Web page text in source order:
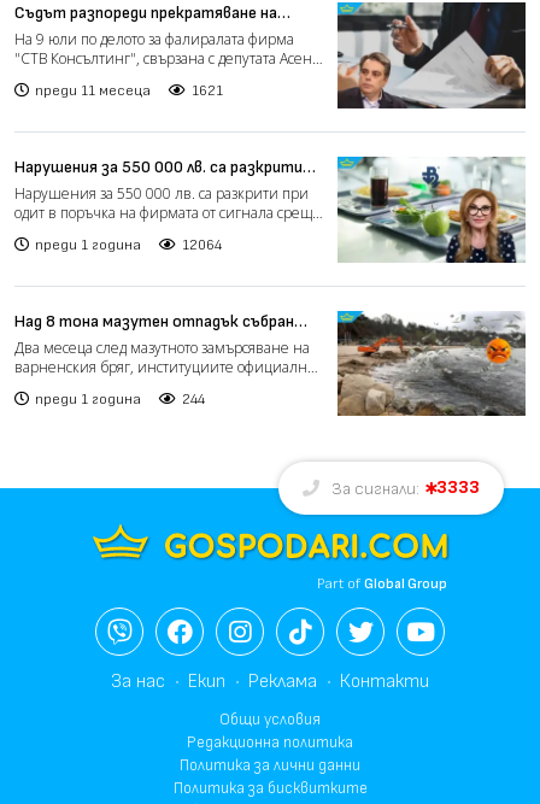
Съдът разпореди прекратяване на
дейността на бившата фирма на Асен
Василев
На 9 юли по делото за фалиралата фирма
"СТВ Консълтинг", свързана с депутата Асен
преди 11 месеца 1621
Нарушения за 550 000 лв. са разкрити
при одит в поръчка на фирмата от
сигнала срещу Коцев
Нарушения за 550 000 лв. са разкрити при
одит в поръчка на фирмата от сигнала срещу
преди 1 година 12064
Над 8 тона мазутен отпадък събран
след замърсяването във Варна, но
виновни няма
Два месеца след мазутното замърсяване на
варненския бряг, институциите официално
преди 1 година 244
За сигнали: 3333
Part ofGlobal Group
За нас Екип Реклама Контакти
Общи условия
Редакционна политика
Политика за лични данни
Политика за бисквитките